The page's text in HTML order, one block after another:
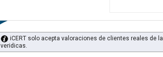
iCERT solo acepta valoraciones de clientes reales de
veridicas.